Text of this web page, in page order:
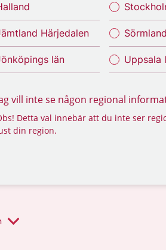
Härjedalen
län
Sörmland
Uppsala
vill inte se någon regional
Detta val innebär att du inte ser
din region.